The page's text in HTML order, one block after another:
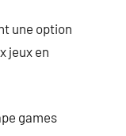
une option
jeux en
games